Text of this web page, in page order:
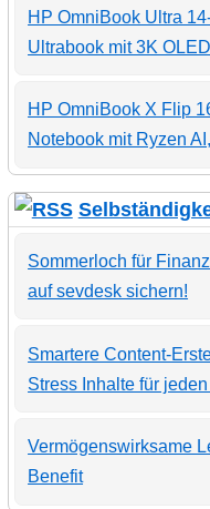
HP OmniBook Ultra
Ultrabook mit 3K
HP OmniBook X Flip
Notebook mit Ryzen
Sommerloch für
auf sevdesk sichern!
Smartere Content-
Stress Inhalte für
Vermögenswirksame
Benefit